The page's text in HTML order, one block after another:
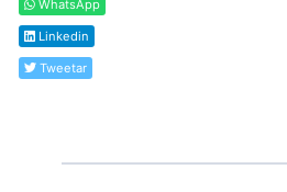
WhatsApp
Linkedin
Tweetar